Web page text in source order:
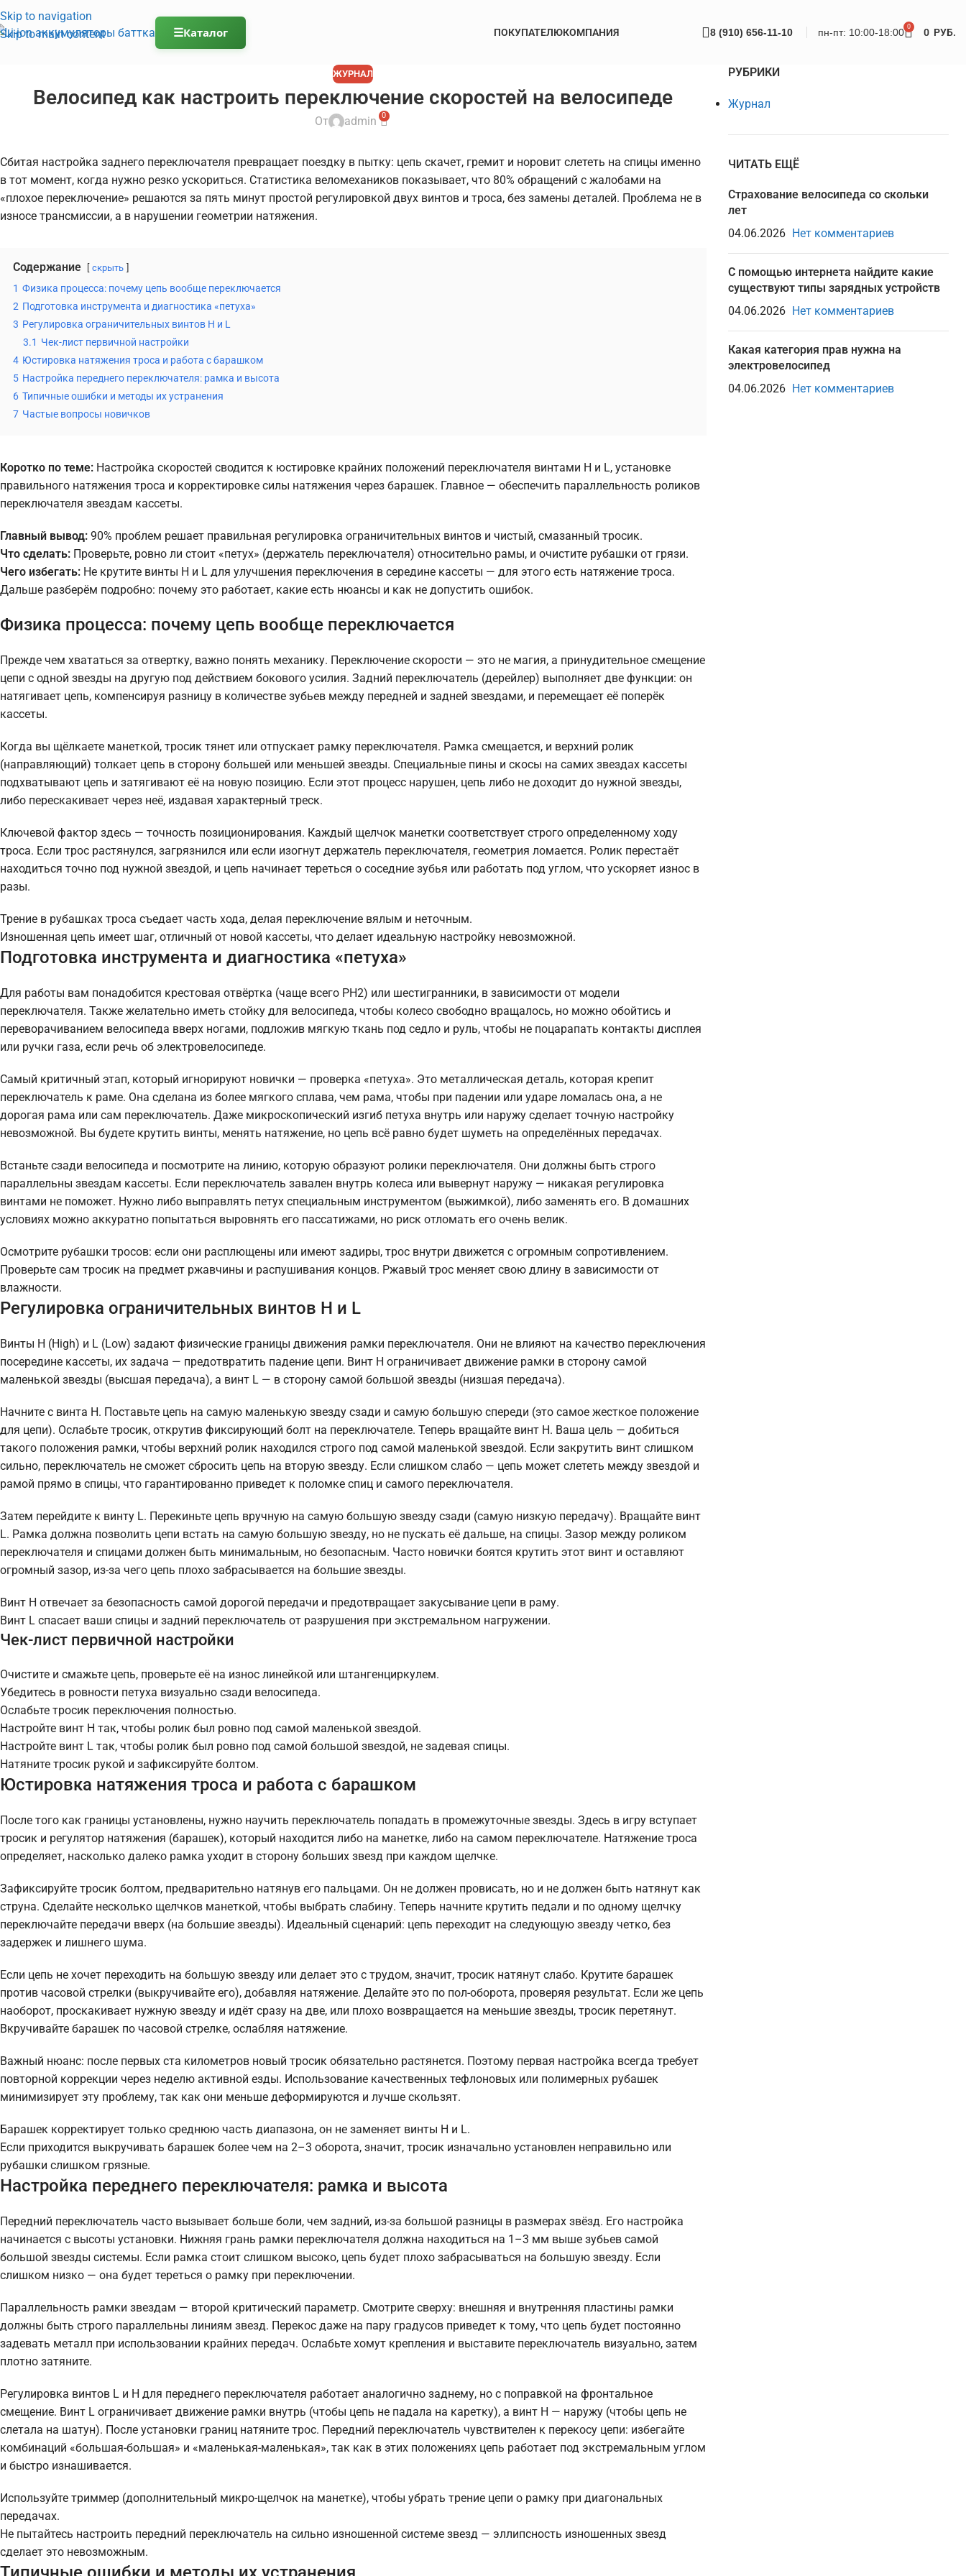
Skip to navigation
Skip to main content
☰Каталог ПОКУПАТЕЛЮКОМПАНИЯ 8 (910) 656-11-10 пн-пт: 10:00-18:00 0 0 РУБ.
ЖУРНАЛ
Велосипед как настроить переключение скоростей на велосипеде
От admin 0
Сбитая настройка заднего переключателя превращает поездку в пытку: цепь скачет, гремит и норовит слететь на спицы именно
в тот момент, когда нужно резко ускориться. Статистика веломехаников показывает, что 80% обращений с жалобами на
«плохое переключение» решаются за пять минут простой регулировкой двух винтов и троса, без замены деталей. Проблема не в
износе трансмиссии, а в нарушении геометрии натяжения.
Содержание скрыть
1 Физика процесса: почему цепь вообще переключается
2 Подготовка инструмента и диагностика «петуха»
3 Регулировка ограничительных винтов H и L
3.1 Чек-лист первичной настройки
4 Юстировка натяжения троса и работа с барашком
5 Настройка переднего переключателя: рамка и высота
6 Типичные ошибки и методы их устранения
7 Частые вопросы новичков
Коротко по теме: Настройка скоростей сводится к юстировке крайних положений переключателя винтами H и L, установке
правильного натяжения троса и корректировке силы натяжения через барашек. Главное — обеспечить параллельность роликов
переключателя звездам кассеты.
Главный вывод: 90% проблем решает правильная регулировка ограничительных винтов и чистый, смазанный тросик.
Что сделать: Проверьте, ровно ли стоит «петух» (держатель переключателя) относительно рамы, и очистите рубашки от грязи.
Чего избегать: Не крутите винты H и L для улучшения переключения в середине кассеты — для этого есть натяжение троса.
Дальше разберём подробно: почему это работает, какие есть нюансы и как не допустить ошибок.
Физика процесса: почему цепь вообще переключается
Прежде чем хвататься за отвертку, важно понять механику. Переключение скорости — это не магия, а принудительное смещение
цепи с одной звезды на другую под действием бокового усилия. Задний переключатель (дерейлер) выполняет две функции: он
натягивает цепь, компенсируя разницу в количестве зубьев между передней и задней звездами, и перемещает её поперёк
кассеты.
Когда вы щёлкаете манеткой, тросик тянет или отпускает рамку переключателя. Рамка смещается, и верхний ролик
(направляющий) толкает цепь в сторону большей или меньшей звезды. Специальные пины и скосы на самих звездах кассеты
подхватывают цепь и затягивают её на новую позицию. Если этот процесс нарушен, цепь либо не доходит до нужной звезды,
либо перескакивает через неё, издавая характерный треск.
Ключевой фактор здесь — точность позиционирования. Каждый щелчок манетки соответствует строго определенному ходу
троса. Если трос растянулся, загрязнился или если изогнут держатель переключателя, геометрия ломается. Ролик перестаёт
находиться точно под нужной звездой, и цепь начинает тереться о соседние зубья или работать под углом, что ускоряет износ в
разы.
Трение в рубашках троса съедает часть хода, делая переключение вялым и неточным.
Изношенная цепь имеет шаг, отличный от новой кассеты, что делает идеальную настройку невозможной.
Подготовка инструмента и диагностика «петуха»
Для работы вам понадобится крестовая отвёртка (чаще всего PH2) или шестигранники, в зависимости от модели
переключателя. Также желательно иметь стойку для велосипеда, чтобы колесо свободно вращалось, но можно обойтись и
переворачиванием велосипеда вверх ногами, подложив мягкую ткань под седло и руль, чтобы не поцарапать контакты дисплея
или ручки газа, если речь об электровелосипеде.
Самый критичный этап, который игнорируют новички — проверка «петуха». Это металлическая деталь, которая крепит
переключатель к раме. Она сделана из более мягкого сплава, чем рама, чтобы при падении или ударе ломалась она, а не
дорогая рама или сам переключатель. Даже микроскопический изгиб петуха внутрь или наружу сделает точную настройку
невозможной. Вы будете крутить винты, менять натяжение, но цепь всё равно будет шуметь на определённых передачах.
Встаньте сзади велосипеда и посмотрите на линию, которую образуют ролики переключателя. Они должны быть строго
параллельны звездам кассеты. Если переключатель завален внутрь колеса или вывернут наружу — никакая регулировка
винтами не поможет. Нужно либо выправлять петух специальным инструментом (выжимкой), либо заменять его. В домашних
условиях можно аккуратно попытаться выровнять его пассатижами, но риск отломать его очень велик.
Осмотрите рубашки тросов: если они расплющены или имеют задиры, трос внутри движется с огромным сопротивлением.
Проверьте сам тросик на предмет ржавчины и распушивания концов. Ржавый трос меняет свою длину в зависимости от
влажности.
Регулировка ограничительных винтов H и L
Винты H (High) и L (Low) задают физические границы движения рамки переключателя. Они не влияют на качество переключения
посередине кассеты, их задача — предотвратить падение цепи. Винт H ограничивает движение рамки в сторону самой
маленькой звезды (высшая передача), а винт L — в сторону самой большой звезды (низшая передача).
Начните с винта H. Поставьте цепь на самую маленькую звезду сзади и самую большую спереди (это самое жесткое положение
для цепи). Ослабьте тросик, открутив фиксирующий болт на переключателе. Теперь вращайте винт H. Ваша цель — добиться
такого положения рамки, чтобы верхний ролик находился строго под самой маленькой звездой. Если закрутить винт слишком
сильно, переключатель не сможет сбросить цепь на вторую звезду. Если слишком слабо — цепь может слететь между звездой и
рамой прямо в спицы, что гарантированно приведет к поломке спиц и самого переключателя.
Затем перейдите к винту L. Перекиньте цепь вручную на самую большую звезду сзади (самую низкую передачу). Вращайте винт
L. Рамка должна позволить цепи встать на самую большую звезду, но не пускать её дальше, на спицы. Зазор между роликом
переключателя и спицами должен быть минимальным, но безопасным. Часто новички боятся крутить этот винт и оставляют
огромный зазор, из-за чего цепь плохо забрасывается на большие звезды.
Винт H отвечает за безопасность самой дорогой передачи и предотвращает закусывание цепи в раму.
Винт L спасает ваши спицы и задний переключатель от разрушения при экстремальном нагружении.
Чек-лист первичной настройки
Очистите и смажьте цепь, проверьте её на износ линейкой или штангенциркулем.
Убедитесь в ровности петуха визуально сзади велосипеда.
Ослабьте тросик переключения полностью.
Настройте винт H так, чтобы ролик был ровно под самой маленькой звездой.
Настройте винт L так, чтобы ролик был ровно под самой большой звездой, не задевая спицы.
Натяните тросик рукой и зафиксируйте болтом.
Юстировка натяжения троса и работа с барашком
После того как границы установлены, нужно научить переключатель попадать в промежуточные звезды. Здесь в игру вступает
тросик и регулятор натяжения (барашек), который находится либо на манетке, либо на самом переключателе. Натяжение троса
определяет, насколько далеко рамка уходит в сторону больших звезд при каждом щелчке.
Зафиксируйте тросик болтом, предварительно натянув его пальцами. Он не должен провисать, но и не должен быть натянут как
струна. Сделайте несколько щелчков манеткой, чтобы выбрать слабину. Теперь начните крутить педали и по одному щелчку
переключайте передачи вверх (на большие звезды). Идеальный сценарий: цепь переходит на следующую звезду четко, без
задержек и лишнего шума.
Если цепь не хочет переходить на большую звезду или делает это с трудом, значит, тросик натянут слабо. Крутите барашек
против часовой стрелки (выкручивайте его), добавляя натяжение. Делайте это по пол-оборота, проверяя результат. Если же цепь
наоборот, проскакивает нужную звезду и идёт сразу на две, или плохо возвращается на меньшие звезды, тросик перетянут.
Вкручивайте барашек по часовой стрелке, ослабляя натяжение.
Важный нюанс: после первых ста километров новый тросик обязательно растянется. Поэтому первая настройка всегда требует
повторной коррекции через неделю активной езды. Использование качественных тефлоновых или полимерных рубашек
минимизирует эту проблему, так как они меньше деформируются и лучше скользят.
Барашек корректирует только среднюю часть диапазона, он не заменяет винты H и L.
Если приходится выкручивать барашек более чем на 2–3 оборота, значит, тросик изначально установлен неправильно или
рубашки слишком грязные.
Настройка переднего переключателя: рамка и высота
Передний переключатель часто вызывает больше боли, чем задний, из-за большой разницы в размерах звёзд. Его настройка
начинается с высоты установки. Нижняя грань рамки переключателя должна находиться на 1–3 мм выше зубьев самой
большой звезды системы. Если рамка стоит слишком высоко, цепь будет плохо забрасываться на большую звезду. Если
слишком низко — она будет тереться о рамку при переключении.
Параллельность рамки звездам — второй критический параметр. Смотрите сверху: внешняя и внутренняя пластины рамки
должны быть строго параллельны линиям звезд. Перекос даже на пару градусов приведет к тому, что цепь будет постоянно
задевать металл при использовании крайних передач. Ослабьте хомут крепления и выставите переключатель визуально, затем
плотно затяните.
Регулировка винтов L и H для переднего переключателя работает аналогично заднему, но с поправкой на фронтальное
смещение. Винт L ограничивает движение рамки внутрь (чтобы цепь не падала на каретку), а винт H — наружу (чтобы цепь не
слетала на шатун). После установки границ натяните трос. Передний переключатель чувствителен к перекосу цепи: избегайте
комбинаций «большая-большая» и «маленькая-маленькая», так как в этих положениях цепь работает под экстремальным углом
и быстро изнашивается.
Используйте триммер (дополнительный микро-щелчок на манетке), чтобы убрать трение цепи о рамку при диагональных
передачах.
Не пытайтесь настроить передний переключатель на сильно изношенной системе звезд — эллипсность изношенных звезд
сделает это невозможным.
РУБРИКИ
Журнал
ЧИТАТЬ ЕЩЁ
Страхование велосипеда со скольки
лет
04.06.2026 Нет комментариев
С помощью интернета найдите какие
существуют типы зарядных устройств
04.06.2026 Нет комментариев
Какая категория прав нужна на
электровелосипед
04.06.2026 Нет комментариев